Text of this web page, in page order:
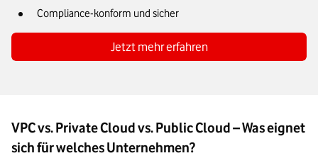
Compliance-konform und sicher
Jetzt mehr erfahren
VPC vs. Private Cloud vs. Public Cloud – Was eignet
sich für welches Unternehmen?